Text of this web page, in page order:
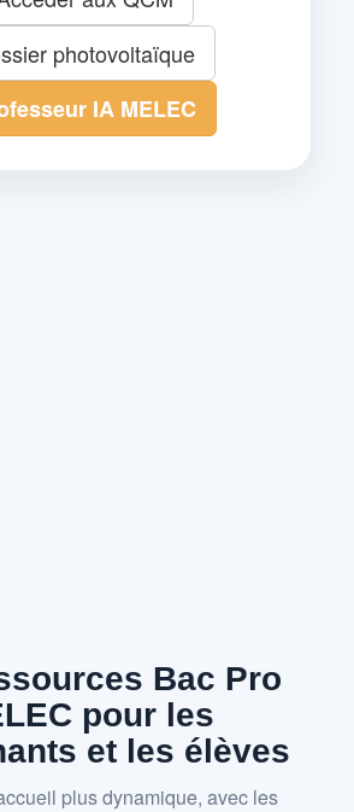
photovoltaïque
IA MELEC
Bac Pro
pour les
et les élèves
plus dynamique, avec les